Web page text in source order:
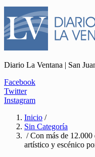
Diario La Ventana | San
Facebook
Twitter
Instagram
Inicio /
Sin Categoría
/ Con más de 12.000
artístico y escénico